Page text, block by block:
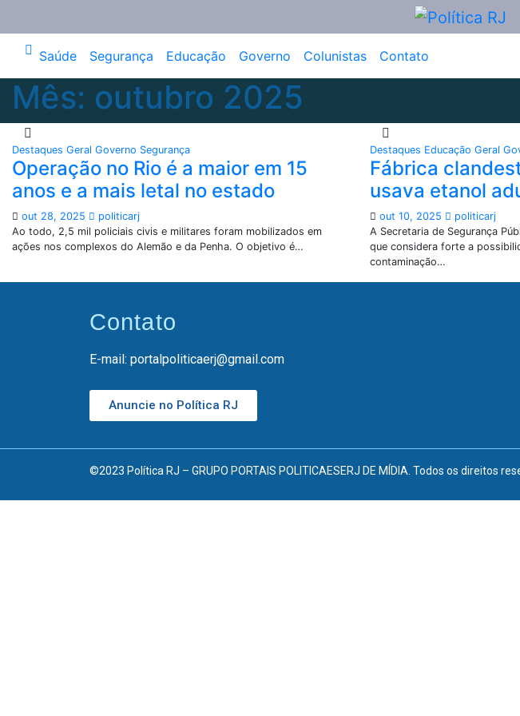
Saúde Segurança Educação Governo Colunistas Contato
Mês: outubro 2025
Destaques Geral Governo Segurança
Operação no Rio é a maior em 15
anos e a mais letal no estado
out 28, 2025
politicarj
Ao todo, 2,5 mil policiais civis e militares foram mobilizados em
ações nos complexos do Alemão e da Penha. O objetivo é…
Destaques Educação Geral
Fábrica
usava etanol
out 10, 2025
politicarj
A Secretaria de Segurança
que considera forte a
contaminação…
Contato
E-mail: portalpoliticaerj@gmail.com
Anuncie no Política RJ
©2023 Política RJ – GRUPO PORTAIS POLITICAESERJ DE MÍDIA. Todos os direitos